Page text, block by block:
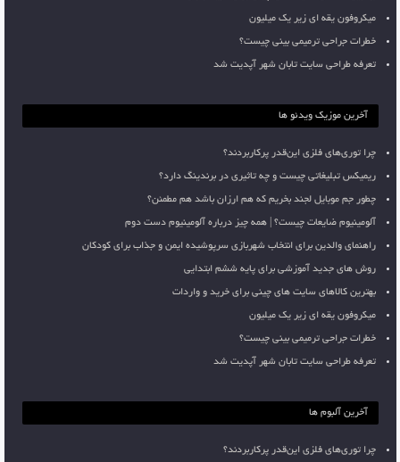
میکروفون یقه ای زیر یک میلیون
خطرات جراحی ترمیمی بینی چیست؟
تعرفه طراحی سایت تابان شهر آپدیت شد
آخرین موزیک ویدئو ها
چرا توری‌های فلزی این‌قدر پرکاربردند؟
ریمیکس تبلیغاتی چیست و چه تاثیری در برندینگ دارد؟
چطور جم موبایل لجند بخریم که هم ارزان باشد هم مطمئن؟
آلومینیوم ضایعات چیست؟ | همه چیز درباره آلومینیوم دست دوم
راهنمای والدین برای انتخاب شهربازی سرپوشیده ایمن و جذاب برای کودکان
روش های جدید آموزشی برای پایه ششم ابتدایی
بهترین کالاهای سایت های چینی برای خرید و واردات
میکروفون یقه ای زیر یک میلیون
خطرات جراحی ترمیمی بینی چیست؟
تعرفه طراحی سایت تابان شهر آپدیت شد
آخرین آلبوم ها
چرا توری‌های فلزی این‌قدر پرکاربردند؟